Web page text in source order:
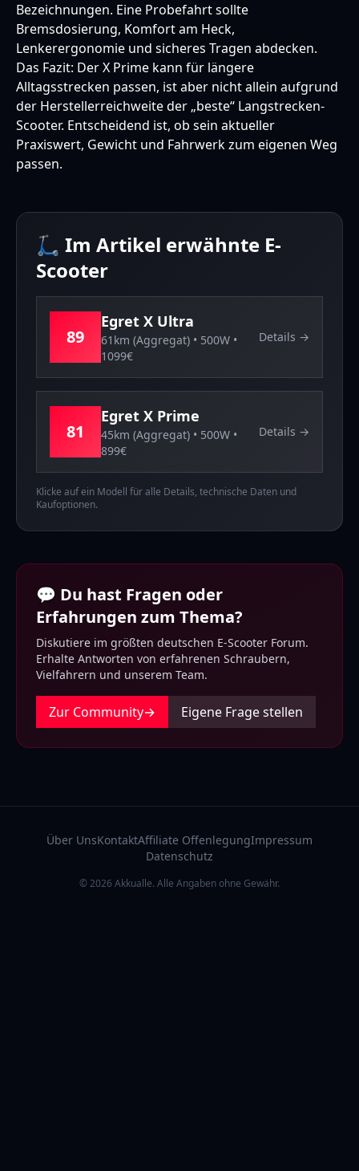
Bezeichnungen. Eine Probefahrt sollte
Bremsdosierung, Komfort am Heck,
Lenkerergonomie und sicheres Tragen abdecken.
Das Fazit: Der X Prime kann für längere
Alltagsstrecken passen, ist aber nicht allein aufgrund
der Herstellerreichweite der „beste“ Langstrecken-
Scooter. Entscheidend ist, ob sein aktueller
Praxiswert, Gewicht und Fahrwerk zum eigenen Weg
passen.
🛴 Im Artikel erwähnte E-
Scooter
89
Egret X Ultra
61km (Aggregat) • 500W •
1099€
Details →
81
Egret X Prime
45km (Aggregat) • 500W •
899€
Details →
Klicke auf ein Modell für alle Details, technische Daten und
Kaufoptionen.
💬 Du hast Fragen oder
Erfahrungen zum Thema?
Diskutiere im größten deutschen E-Scooter Forum.
Erhalte Antworten von erfahrenen Schraubern,
Vielfahrern und unserem Team.
Zur Community→ Eigene Frage stellen
Über UnsKontaktAffiliate OffenlegungImpressum
Datenschutz
© 2026 Akkualle. Alle Angaben ohne Gewähr.